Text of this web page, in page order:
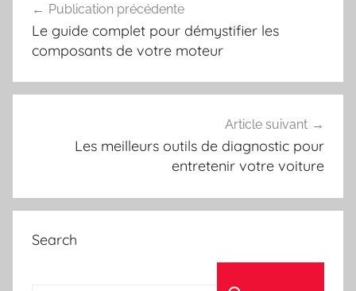
de
l’article
Publication précédente
Le guide complet pour démystifier les
composants de votre moteur
Article suivant
Les meilleurs outils de diagnostic pour
entretenir votre voiture
Search